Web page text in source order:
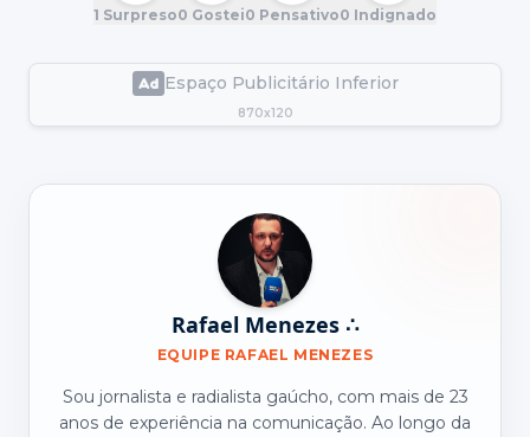
1 Surpreso0 Gostei0 Pensativo0 Indignado
Espaço Publicitário Inferior
870x120
Rafael Menezes ∴
EQUIPE RAFAEL MENEZES
Sou jornalista e radialista gaúcho, com mais de 23
anos de experiência na comunicação. Ao longo da